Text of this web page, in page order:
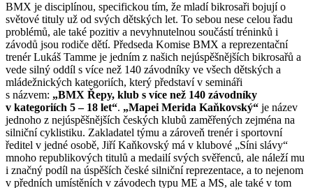
BMX je disciplínou, specifickou tím, že mladí bikrosaři bojují o
světové tituly už od svých dětských let. To sebou nese celou řadu
problémů, ale také pozitiv a nevyhnutelnou součástí tréninků i
závodů jsou rodiče dětí. Předseda Komise BMX a reprezentační
trenér Lukáš Tamme je jedním z našich nejúspěšnějších bikrosařů a
vede silný oddíl s více než 140 závodníky ve všech dětských a
mládežnických kategoriích, který představí v semináři
s názvem: „BMX Řepy, klub s více než 140 závodníky
v kategoriích 5 – 18 let“. „Mapei Merida Kaňkovský“ je název
jednoho z nejúspěšnějších českých klubů zaměřených zejména na
silniční cyklistiku. Zakladatel týmu a zároveň trenér i sportovní
ředitel v jedné osobě, Jiří Kaňkovský má v klubové „Síni slávy“
mnoho republikových titulů a medailí svých svěřenců, ale náleží mu
i značný podíl na úspěších české silniční reprezentace, a to nejenom
v předních umístěních v závodech typu ME a MS, ale také v tom